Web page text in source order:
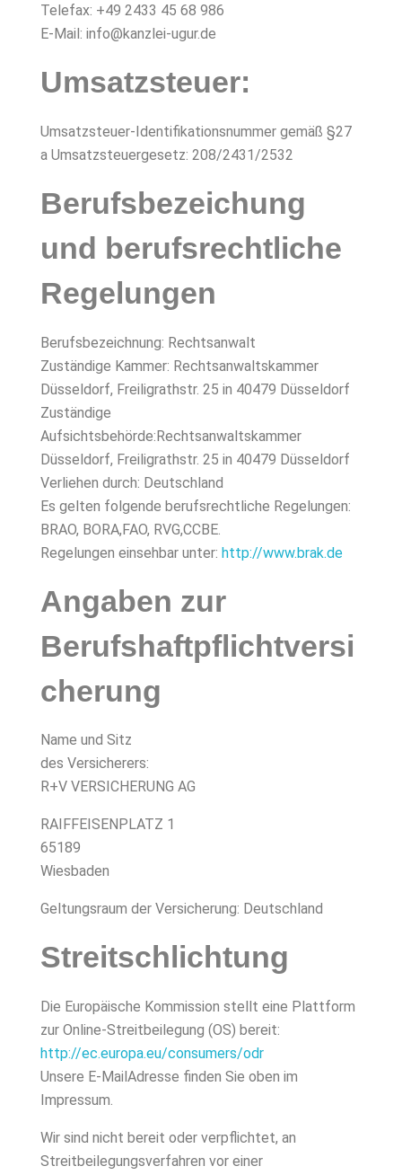
Telefax: +49 2433 45 68 986
E-Mail: info@kanzlei-ugur.de
Umsatzsteuer:
Umsatzsteuer-Identifikationsnummer gemäß §27
a Umsatzsteuergesetz: 208/2431/2532
Berufsbezeichung
und berufsrechtliche
Regelungen
Berufsbezeichnung: Rechtsanwalt
Zuständige Kammer: Rechtsanwaltskammer
Düsseldorf, Freiligrathstr. 25 in 40479 Düsseldorf
Zuständige
Aufsichtsbehörde:Rechtsanwaltskammer
Düsseldorf, Freiligrathstr. 25 in 40479 Düsseldorf
Verliehen durch: Deutschland
Es gelten folgende berufsrechtliche Regelungen:
BRAO, BORA,FAO, RVG,CCBE.
Regelungen einsehbar unter: http://www.brak.de
Angaben zur
Berufshaftpflichtversi
cherung
Name und Sitz
des Versicherers:
R+V VERSICHERUNG AG
RAIFFEISENPLATZ 1
65189
Wiesbaden
Geltungsraum der Versicherung: Deutschland
Streitschlichtung
Die Europäische Kommission stellt eine Plattform
zur Online-Streitbeilegung (OS) bereit:
http://ec.europa.eu/consumers/odr
Unsere E-MailAdresse finden Sie oben im
Impressum.
Wir sind nicht bereit oder verpflichtet, an
Streitbeilegungsverfahren vor einer